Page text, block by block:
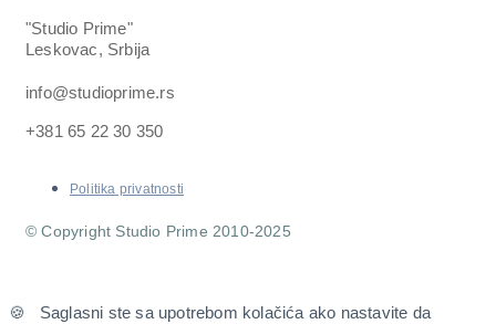
"Studio Prime"
Leskovac, Srbija
info@studioprime.rs
+381 65 22 30 350
Politika privatnosti
© Copyright Studio Prime 2010-2025
🍪 Saglasni ste sa upotrebom kolačića ako nastavite da